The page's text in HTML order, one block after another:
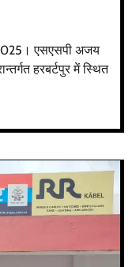
एसएसपी अजय
हरबर्टपुर में स्थित